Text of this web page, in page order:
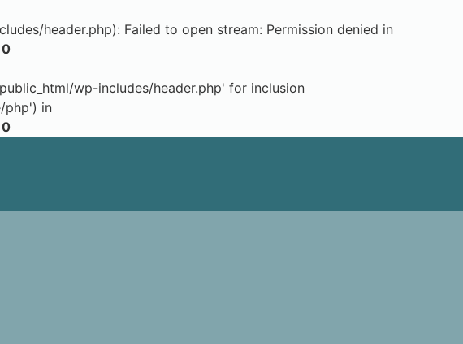
header.php): Failed to open stream: Permission denied in
wp-includes/header.php' for inclusion
php') in